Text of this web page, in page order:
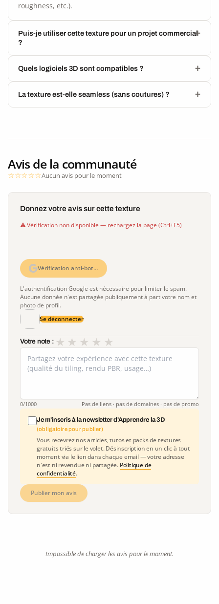
roughness, etc.).
Puis-je utiliser cette texture pour un projet commercial
?
Quels logiciels 3D sont compatibles ?
La texture est-elle seamless (sans coutures) ?
Avis de la communauté
Aucun avis pour le moment
Donnez votre avis sur cette texture
Vérification non disponible — rechargez la page (Ctrl+F5)
Vérification anti-bot…
L'authentification Google est nécessaire pour limiter le spam.
Aucune donnée n'est partagée publiquement à part votre nom et
photo de profil.
Se déconnecter
Votre note : ★
★
★
★
★
0/1000 Pas de liens · pas de domaines · pas de promo
Je m'inscris à la newsletter d'Apprendre la 3D
(obligatoire pour publier)
Vous recevrez nos articles, tutos et packs de textures
gratuits triés sur le volet. Désinscription en un clic à tout
moment via le lien dans chaque email — votre adresse
n'est ni revendue ni partagée. Politique de
confidentialité.
Publier mon avis
Impossible de charger les avis pour le moment.